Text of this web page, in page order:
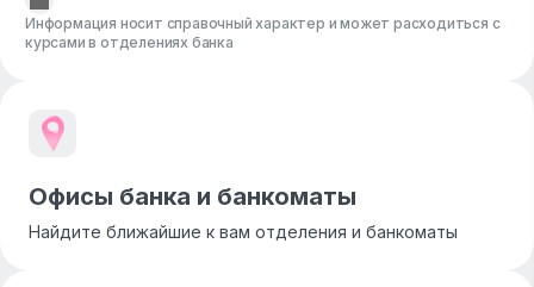
Информация носит справочный характер и может расходиться с
курсами в отделениях банка
Офисы банка и банкоматы
Найдите ближайшие к вам отделения и банкоматы